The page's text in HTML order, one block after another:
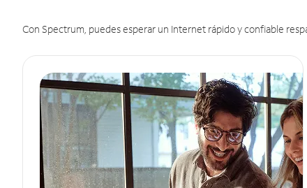
Con Spectrum, puedes esperar un Internet rápido y confiable